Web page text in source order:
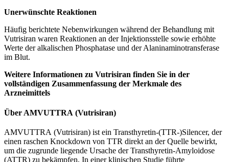
Unerwünschte Reaktionen
Häufig berichtete Nebenwirkungen während der Behandlung mit
Vutrisiran waren Reaktionen an der Injektionsstelle sowie erhöhte
Werte der alkalischen Phosphatase und der Alaninaminotransferase
im Blut.
Weitere Informationen zu Vutrisiran finden Sie in der
vollständigen Zusammenfassung der Merkmale des
Arzneimittels
Über AMVUTTRA (Vutrisiran)
AMVUTTRA (Vutrisiran) ist ein Transthyretin-(TTR-)Silencer, der
einen raschen Knockdown von TTR direkt an der Quelle bewirkt,
um die zugrunde liegende Ursache der Transthyretin-Amyloidose
(ATTR) zu bekämpfen. In einer klinischen Studie führte